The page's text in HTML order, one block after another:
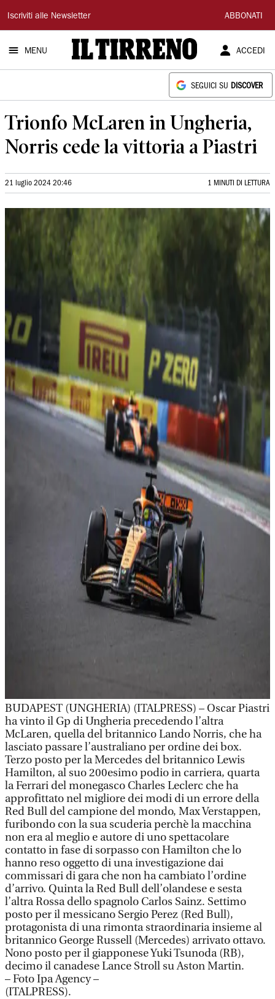
Il
Tirreno
Iscriviti alle Newsletter ABBONATI
MENU ACCEDI
SEGUICI SU DISCOVER
Trionfo McLaren in Ungheria,
Norris cede la vittoria a Piastri
21 luglio 2024 20:46 1 MINUTI DI LETTURA
BUDAPEST (UNGHERIA) (ITALPRESS) – Oscar Piastri
ha vinto il Gp di Ungheria precedendo l’altra
McLaren, quella del britannico Lando Norris, che ha
lasciato passare l’australiano per ordine dei box.
Terzo posto per la Mercedes del britannico Lewis
Hamilton, al suo 200esimo podio in carriera, quarta
la Ferrari del monegasco Charles Leclerc che ha
approfittato nel migliore dei modi di un errore della
Red Bull del campione del mondo, Max Verstappen,
furibondo con la sua scuderia perchè la macchina
non era al meglio e autore di uno spettacolare
contatto in fase di sorpasso con Hamilton che lo
hanno reso oggetto di una investigazione dai
commissari di gara che non ha cambiato l’ordine
d’arrivo. Quinta la Red Bull dell’olandese e sesta
l’altra Rossa dello spagnolo Carlos Sainz. Settimo
posto per il messicano Sergio Perez (Red Bull),
protagonista di una rimonta straordinaria insieme al
britannico George Russell (Mercedes) arrivato ottavo.
Nono posto per il giapponese Yuki Tsunoda (RB),
decimo il canadese Lance Stroll su Aston Martin.
– Foto Ipa Agency –
(ITALPRESS).